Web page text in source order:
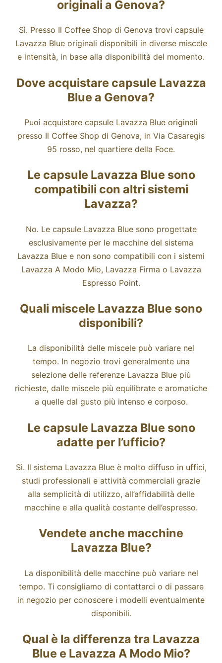
originali a Genova?
Sì. Presso Il Coffee Shop di Genova trovi capsule
Lavazza Blue originali disponibili in diverse miscele
e intensità, in base alla disponibilità del momento.
Dove acquistare capsule Lavazza
Blue a Genova?
Puoi acquistare capsule Lavazza Blue originali
presso Il Coffee Shop di Genova, in Via Casaregis
95 rosso, nel quartiere della Foce.
Le capsule Lavazza Blue sono
compatibili con altri sistemi
Lavazza?
No. Le capsule Lavazza Blue sono progettate
esclusivamente per le macchine del sistema
Lavazza Blue e non sono compatibili con i sistemi
Lavazza A Modo Mio, Lavazza Firma o Lavazza
Espresso Point.
Quali miscele Lavazza Blue sono
disponibili?
La disponibilità delle miscele può variare nel
tempo. In negozio trovi generalmente una
selezione delle referenze Lavazza Blue più
richieste, dalle miscele più equilibrate e aromatiche
a quelle dal gusto più intenso e corposo.
Le capsule Lavazza Blue sono
adatte per l’ufficio?
Sì. Il sistema Lavazza Blue è molto diffuso in uffici,
studi professionali e attività commerciali grazie
alla semplicità di utilizzo, all’affidabilità delle
macchine e alla qualità costante dell’espresso.
Vendete anche macchine
Lavazza Blue?
La disponibilità delle macchine può variare nel
tempo. Ti consigliamo di contattarci o di passare
in negozio per conoscere i modelli eventualmente
disponibili.
Qual è la differenza tra Lavazza
Blue e Lavazza A Modo Mio?